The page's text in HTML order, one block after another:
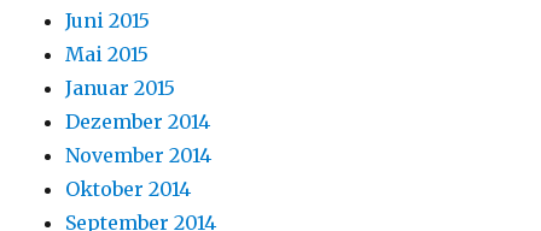
Juni 2015
Mai 2015
Januar 2015
Dezember 2014
November 2014
Oktober 2014
September 2014